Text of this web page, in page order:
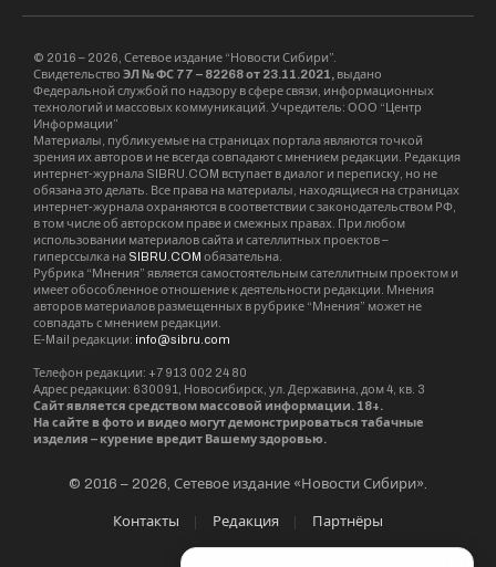
© 2016 – 2026, Сетевое издание “Новости Сибири”.
Свидетельство ЭЛ № ФС 77 – 82268 от 23.11.2021, выдано
Федеральной службой по надзору в сфере связи, информационных
технологий и массовых коммуникаций. Учредитель: ООО “Центр
Информации”
Материалы, публикуемые на страницах портала являются точкой
зрения их авторов и не всегда совпадают с мнением редакции. Редакция
интернет-журнала SIBRU.COM вступает в диалог и переписку, но не
обязана это делать. Все права на материалы, находящиеся на страницах
интернет-журнала охраняются в соответствии с законодательством РФ,
в том числе об авторском праве и смежных правах. При любом
использовании материалов сайта и сателлитных проектов –
гиперссылка на SIBRU.COM обязательна.
Рубрика “Мнения” является самостоятельным сателлитным проектом и
имеет обособленное отношение к деятельности редакции. Мнения
авторов материалов размещенных в рубрике “Мнения” может не
совпадать с мнением редакции.
E-Mail редакции: info@sibru.com
Телефон редакции: +7 913 002 24 80
Адрес редакции: 630091, Новосибирск, ул. Державина, дом 4, кв. 3
Сайт является средством массовой информации. 18+.
На сайте в фото и видео могут демонстрироваться табачные
изделия – курение вредит Вашему здоровью.
© 2016 – 2026, Сетевое издание «Новости Сибири».
Контакты Редакция Партнёры